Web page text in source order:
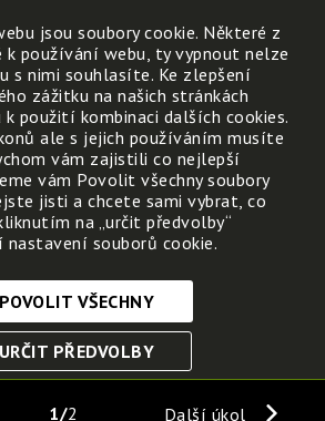
rychlost,
se měnila teplota
v jednotlivých
závěr můžeme
ze získaných
nad zadanými
byste vypočítat,
jaké teplo přijala voda v
kádinká
Další úkol
1 2
jsou soubory cookie. Některé z
k používání webu, ty vypnout nelze
s nimi souhlasíte. Ke zlepšení
zážitku na našich stránkách
k použití kombinaci dalších cookies.
ale s jejich používáním musíte
vám zajistili co nejlepší
vám Povolit všechny soubory
jisti a chcete sami vybrat, co
na „určit předvolby“
souborů cookie.
cookies
jsou nezbytné, abyste se mohli
cookies by webové stránky
POVOLIT VŠECHNY
URČIT PŘEDVOLBY